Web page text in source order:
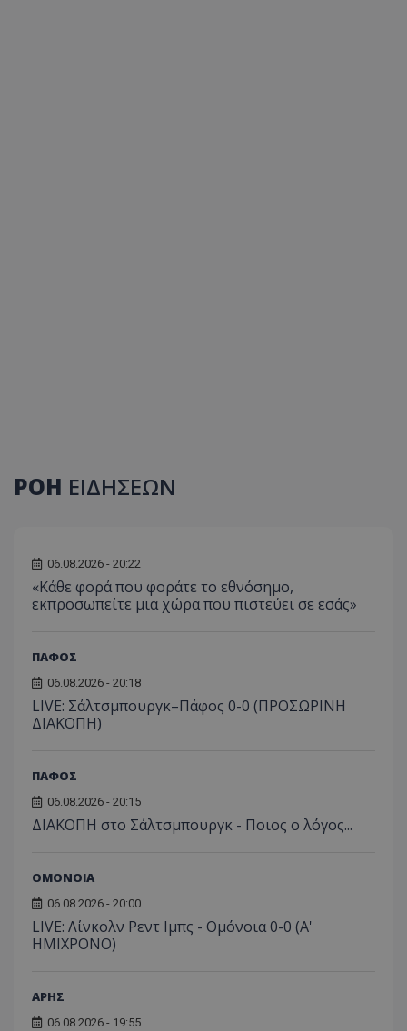
ΡΟΗ ΕΙΔΗΣΕΩΝ
06.08.2026 - 20:22
«Κάθε φορά που φοράτε το εθνόσημο,
εκπροσωπείτε μια χώρα που πιστεύει σε εσάς»
ΠΑΦΟΣ
06.08.2026 - 20:18
LIVE: Σάλτσμπουργκ–Πάφος 0-0 (ΠΡΟΣΩΡΙΝΗ
ΔΙΑΚΟΠΗ)
ΠΑΦΟΣ
06.08.2026 - 20:15
ΔΙΑΚΟΠΗ στο Σάλτσμπουργκ - Ποιος ο λόγος...
ΟΜΟΝΟΙΑ
06.08.2026 - 20:00
LIVE: Λίνκολν Ρεντ Ιμπς - Ομόνοια 0-0 (Α'
ΗΜΙΧΡΟΝΟ)
ΑΡΗΣ
06.08.2026 - 19:55